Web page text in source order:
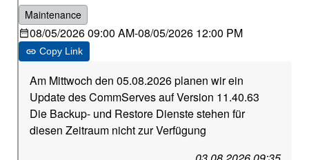
Maintenance
08/05/2026 09:00 AM-08/05/2026 12:00 PM
Copy Link
Am Mittwoch den 05.08.2026 planen wir ein
Update des CommServes auf Version 11.40.63
Die Backup- und Restore Dienste stehen für
diesen Zeitraum nicht zur Verfügung